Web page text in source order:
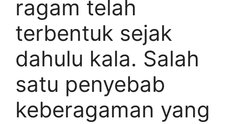
ragam telah
terbentuk sejak
dahulu kala. Salah
satu penyebab
keberagaman yang